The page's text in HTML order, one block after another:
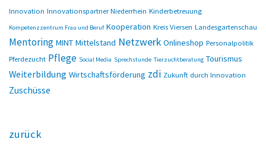
Innovation Innovationspartner Niederrhein Kinderbetreuung
Kompetenzzentrum Frau und Beruf Kooperation Kreis Viersen Landesgartenschau
Mentoring MINT Mittelstand Netzwerk Onlineshop Personalpolitik
Pferdezucht Pflege Social Media Sprechstunde Tierzuchtberatung Tourismus
Weiterbildung Wirtschaftsförderung zdi Zukunft durch Innovation
Zuschüsse
zurück